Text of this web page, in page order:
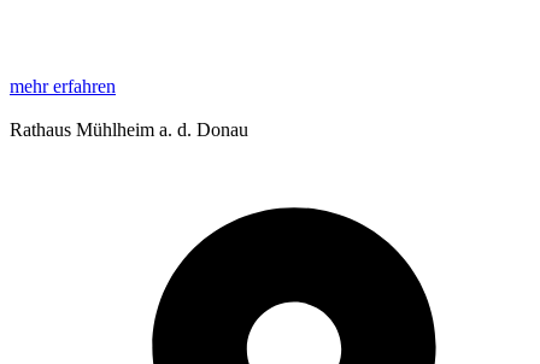
mehr erfahren
Rathaus Mühlheim a. d. Donau